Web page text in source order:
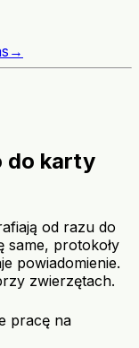
→
do karty
od razu do
same, protokoły
powiadomienie.
zwierzętach.
pracę na